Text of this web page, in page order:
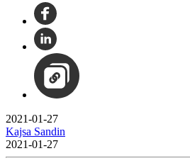
2021-01-27
Kajsa Sandin
2021-01-27